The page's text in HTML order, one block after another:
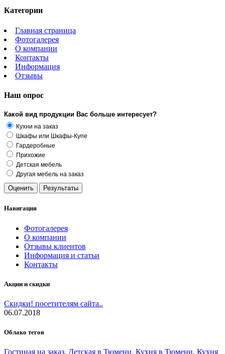
Категории
Главная страница
Фотогалерея
О компании
Контакты
Информация
Отзывы
Наш опрос
Какой вид продукции Вас больше интересует?
Кухни на заказ
Шкафы или Шкафы-Купе
Гардеробные
Прихожие
Детская мебель
Другая мебель на заказ
Навигация
Фотогалерея
О компании
Отзывы клиентов
Информация и статьи
Контакты
Акции и скидки
Скидки! посетителям сайта..
06.07.2018
Облако тегов
Гостиная на заказ, Детская в Тюмени, Кухня в Тюмени, Кухня